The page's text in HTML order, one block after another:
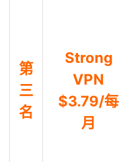
第
三
名
Strong
VPN
$3.79/每
月